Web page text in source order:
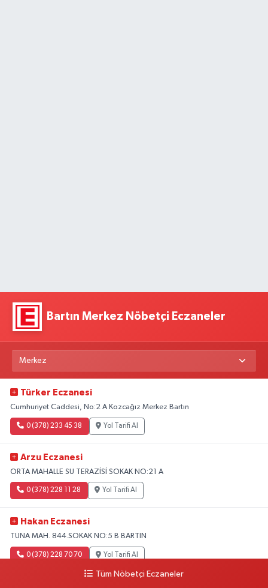
Bartın Merkez Nöbetçi Eczaneler
Türker Eczanesi
Cumhuriyet Caddesi, No:2 A Kozcağız Merkez Bartın
0 (378) 233 45 38 Yol Tarifi Al
Arzu Eczanesi
ORTA MAHALLE SU TERAZİSİ SOKAK NO:21 A
0 (378) 228 11 28 Yol Tarifi Al
Hakan Eczanesi
TUNA MAH. 844.SOKAK NO:5 B BARTIN
0 (378) 228 70 70 Yol Tarifi Al
Tüm Nöbetçi Eczaneler